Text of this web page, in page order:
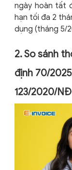
ngày hoàn tất
hạn tối đa 2
dụng (tháng 5/
2. So sánh
định 70/
123/2020/